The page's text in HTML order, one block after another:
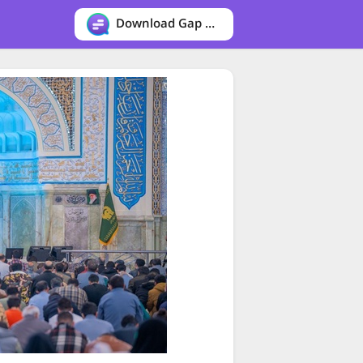
Download Gap messenger